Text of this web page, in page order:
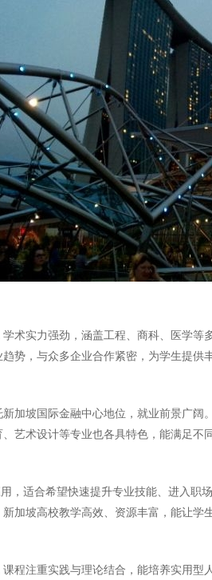
术实力强劲，涵盖工程、商科、医学
势，与众多企业合作紧密，为学生提供
加坡国际金融中心地位，就业前景广
艺术设计等专业也各具特色，能满足不
，适合希望快速提升专业技能、进入
加坡高校教学高效、资源丰富，能让学
程注重实践与理论结合，能培养实用